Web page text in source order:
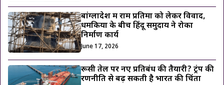
बांग्लादेश में राम प्रतिमा को लेकर विवाद,
धमकियों के बीच हिंदू समुदाय ने रोका
निर्माण कार्य
June 17, 2026
रूसी तेल पर नए प्रतिबंध की तैयारी? ट्रंप की
रणनीति से बढ़ सकती है भारत की चिंता